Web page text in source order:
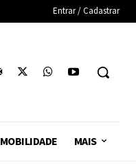
Entrar / Cadastrar
MOBILIDADE MAIS